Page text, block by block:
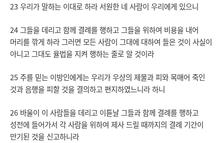
23 우리가 말하는 이대로 하라 서원한 네 사람이 우리에게 있으니
24 그들을 데리고 함께 결례를 행하고 그들을 위하여 비용을 내어
머리를 깎게 하라 그러면 모든 사람이 그대에 대하여 들은 것이 사실이
아니고 그대도 율법을 지켜 행하는 줄로 알 것이라
25 주를 믿는 이방인에게는 우리가 우상의 제물과 피와 목매어 죽인
것과 음행을 피할 것을 결의하고 편지하였느니라 하니
26 바울이 이 사람들을 데리고 이튿날 그들과 함께 결례를 행하고
성전에 들어가서 각 사람을 위하여 제사 드릴 때까지의 결례 기간이
만기된 것을 신고하니라